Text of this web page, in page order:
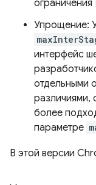
ограничения
Упрощение:
интерфейс
отдельными
различиями,
более
параметре
В этой версии